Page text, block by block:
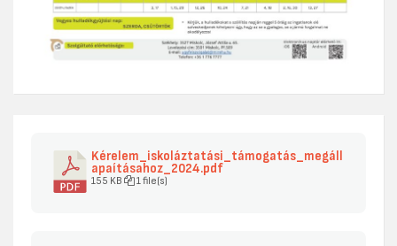
Kérelem_iskoláztatási_támogatás_megáll
apaításahoz_2024.pdf
155 KB 1 file(s)